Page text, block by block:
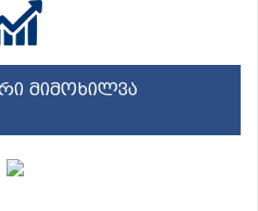
მიმოხილვა